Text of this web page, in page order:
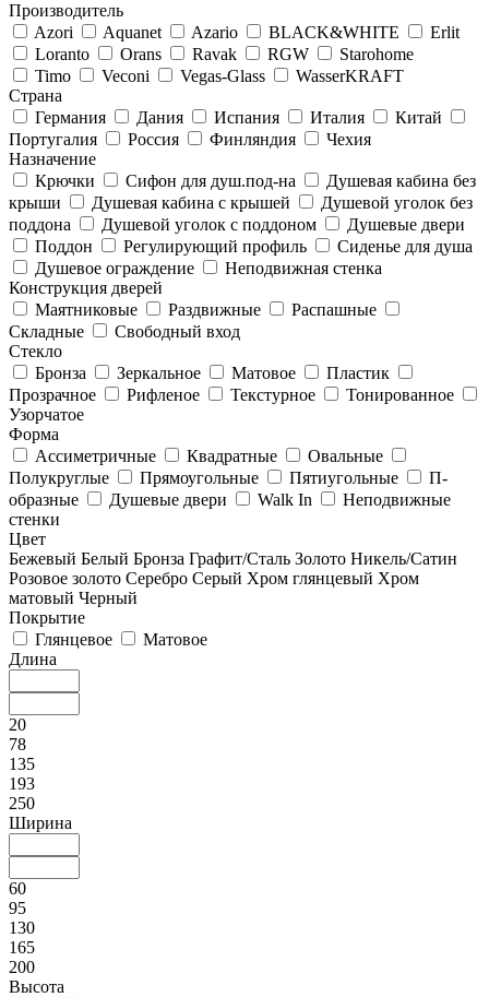
Производитель
Azori
Aquanet Azario BLACK&WHITE
Erlit
Loranto
Orans Ravak RGW
Starohome
Timo
Veconi Vegas-Glass
WasserKRAFT
Страна
Германия
Дания Испания Италия
Китай
Португалия
Россия Финляндия
Чехия
Назначение
Крючки
Сифон для душ.под-на
Душевая кабина без
крыши
Душевая кабина с крышей
Душевой уголок без
поддона
Душевой уголок с поддоном
Душевые двери
Поддон
Регулирующий профиль
Сиденье для душа
Душевое ограждение
Неподвижная стенка
Конструкция дверей
Маятниковые
Раздвижные
Распашные
Складные
Свободный вход
Стекло
Бронза
Зеркальное Матовое
Пластик
Прозрачное
Рифленое Текстурное
Тонированное
Узорчатое
Форма
Ассиметричные
Квадратные
Овальные
Полукруглые
Прямоугольные Пятиугольные
П-
образные
Душевые двери Walk In
Неподвижные
стенки
Цвет
Бежевый Белый Бронза Графит/Сталь Золото Никель/Сатин
Розовое золото Серебро Серый Хром глянцевый Хром
матовый Черный
Покрытие
Глянцевое
Матовое
Длина
20
78
135
193
250
Ширина
60
95
130
165
200
Высота